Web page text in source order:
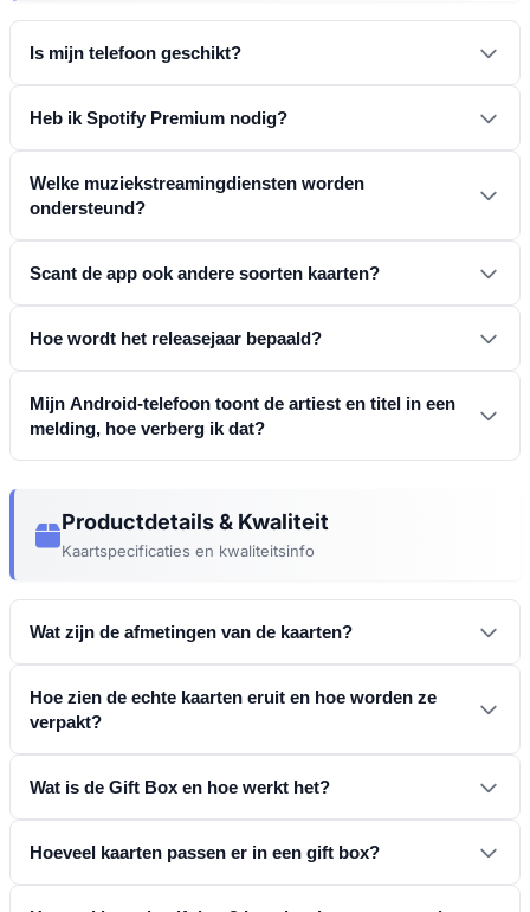
Version Comparison
Dubbelzijdig
Card Comparison
Standaardkaart
Eco-vriendelijke kaart
Is mijn telefoon geschikt?
Heb ik Spotify Premium nodig?
Welke muziekstreamingdiensten worden
ondersteund?
Spotify YouTube Music
pagina met ondersteunde
platforms
Scant de app ook andere soorten kaarten?
Hoe wordt het releasejaar bepaald?
Mijn Android-telefoon toont de artiest en titel in een
melding, hoe verberg ik dat?
Samsung (One UI 7 / 8):
Instellingen →
Vergrendelscherm en AOD → Live meldingen
Productdetails & Kwaliteit
Kaartspecificaties en kwaliteitsinfo
Wat zijn de afmetingen van de kaarten?
Hoe zien de echte kaarten eruit en hoe worden ze
verpakt?
Wat is de Gift Box en hoe werkt het?
Hoeveel kaarten passen er in een gift box?